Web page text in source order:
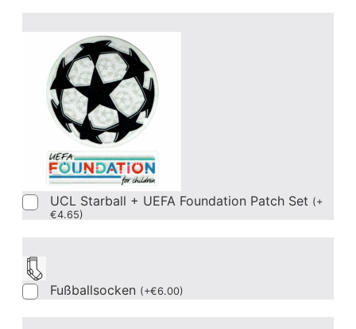
UCL Starball + UEFA Foundation Patch Set (+
€4.65)
Fußballsocken (+€6.00)